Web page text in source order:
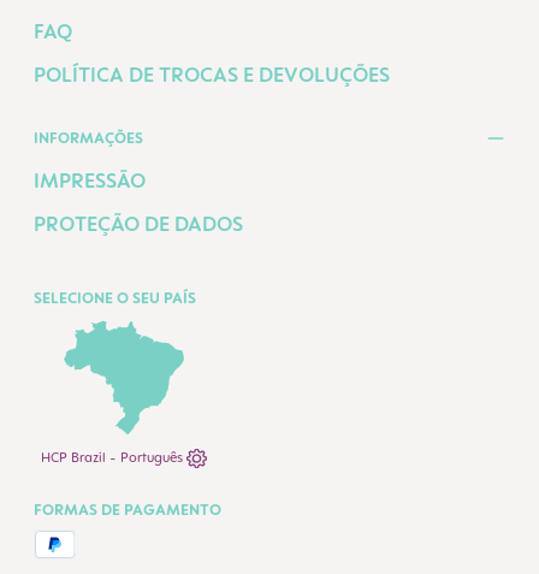
FAQ
POLÍTICA DE TROCAS E DEVOLUÇÕES
INFORMAÇÕES
IMPRESSÃO
PROTEÇÃO DE DADOS
SELECIONE O SEU PAÍS
HCP Brazil - Português
FORMAS DE PAGAMENTO